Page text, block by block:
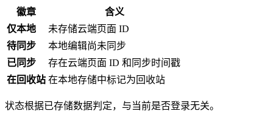
徽章
含义
仅本地
未存储云端页面 ID
待同步
本地编辑尚未同步
已同步
存在云端页面 ID 和同步时间戳
在回收站 在本地存储中标记为回收站
状态根据已存储数据判定，与当前是否登录无关。